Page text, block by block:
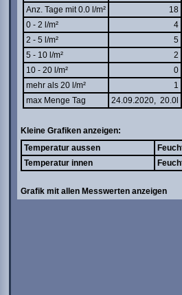
Anz. Tage mit 0.0 l/m²
18
0 - 2 l/m²
4
2 - 5 l/m²
5
5 - 10 l/m²
2
10 - 20 l/m²
0
mehr als 20 l/m²
1
max Menge Tag
24.09.2020, 20.0l
Kleine Grafiken anzeigen:
Temperatur aussen
Temperatur innen
Grafik mit allen Messwerten anzeigen